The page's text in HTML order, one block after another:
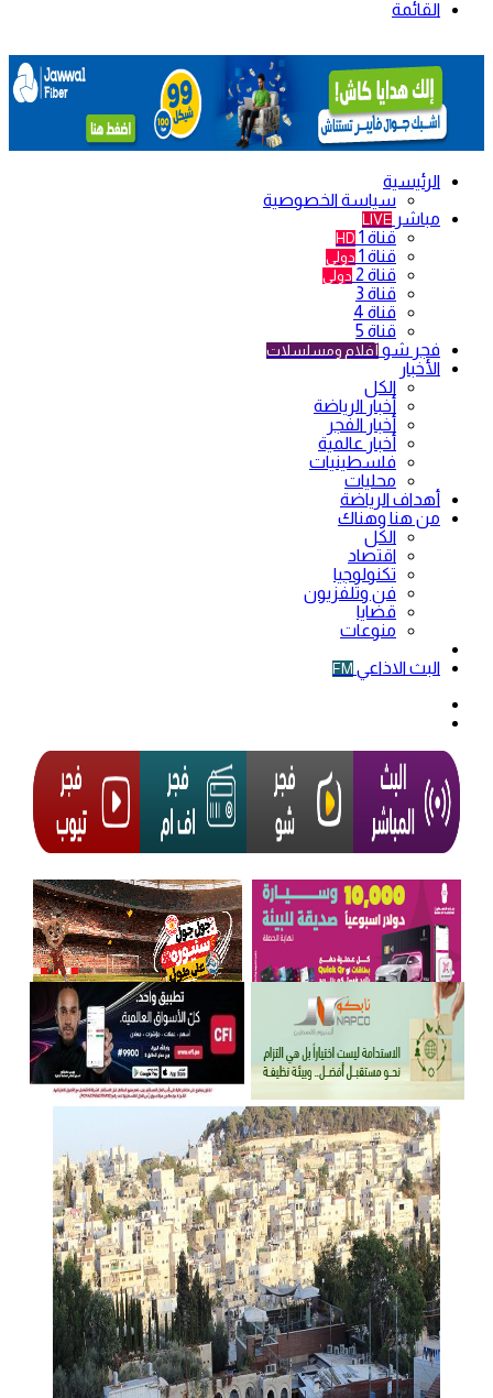
القائمة
الرئيسية
سياسة الخصوصية
مباشر LIVE
قناة 1 HD
قناة 1 دولي
قناة 2 دولي
قناة 3
قناة 4
قناة 5
فجر شو أفلام ومسلسلات
الأخبار
الكل
أخبار الرياضة
أخبار الفجر
أخبار عالمية
فلسطينيات
محليات
أهداف الرياضة
من هنا وهناك
الكل
اقتصاد
تكنولوجيا
فن وتلفزيون
قضايا
منوعات
البث الاذاعي FM